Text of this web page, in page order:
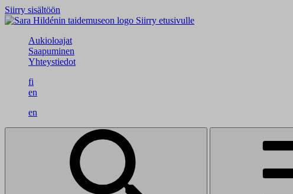
Siirry sisältöön
Siirry etusivulle
Aukioloajat
Saapuminen
Yhteystiedot
fi
en
en